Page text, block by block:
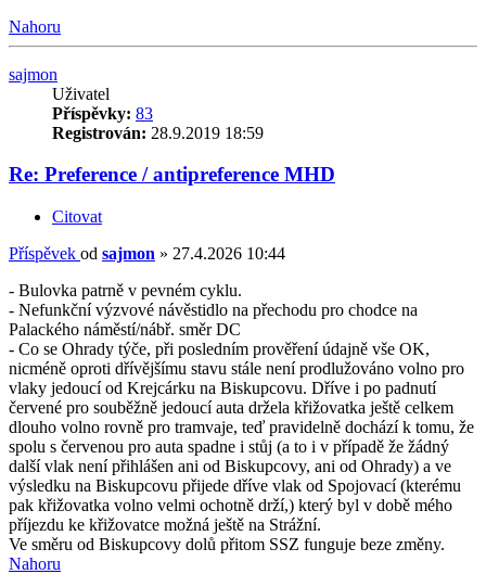
Nahoru
sajmon
Uživatel
Příspěvky: 83
Registrován: 28.9.2019 18:59
Re: Preference / antipreference MHD
Citovat
Příspěvek od sajmon » 27.4.2026 10:44
- Bulovka patrně v pevném cyklu.
- Nefunkční výzvové návěstidlo na přechodu pro chodce na
Palackého náměstí/nábř. směr DC
- Co se Ohrady týče, při posledním prověření údajně vše OK,
nicméně oproti dřívějšímu stavu stále není prodlužováno volno pro
vlaky jedoucí od Krejcárku na Biskupcovu. Dříve i po padnutí
červené pro souběžně jedoucí auta držela křižovatka ještě celkem
dlouho volno rovně pro tramvaje, teď pravidelně dochází k tomu, že
spolu s červenou pro auta spadne i stůj (a to i v případě že žádný
další vlak není přihlášen ani od Biskupcovy, ani od Ohrady) a ve
výsledku na Biskupcovu přijede dříve vlak od Spojovací (kterému
pak křižovatka volno velmi ochotně drží,) který byl v době mého
příjezdu ke křižovatce možná ještě na Strážní.
Ve směru od Biskupcovy dolů přitom SSZ funguje beze změny.
Nahoru